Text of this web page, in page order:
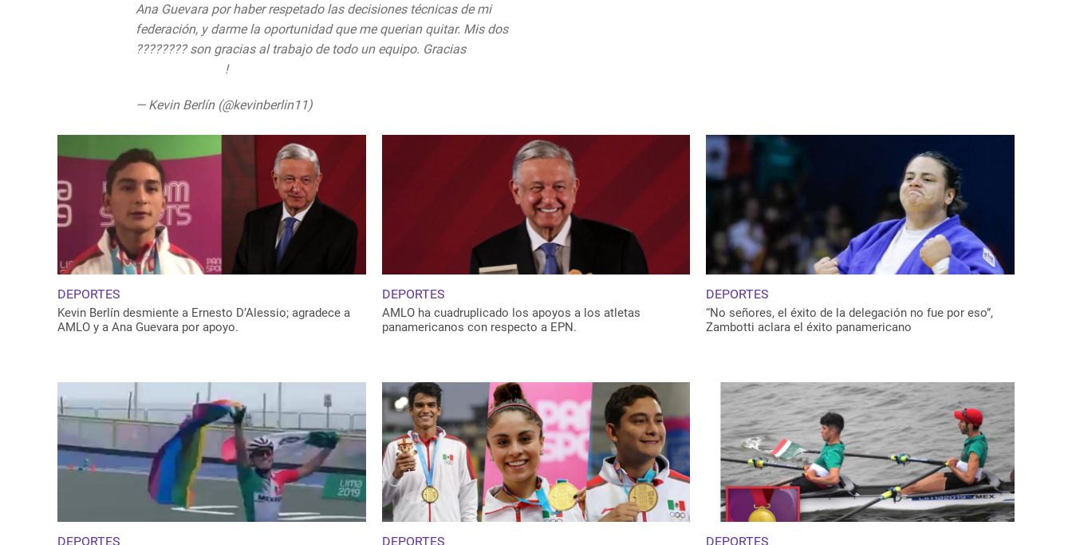
Ana Guevara por haber respetado las decisiones técnicas de mi
federación, y darme la oportunidad que me querian quitar. Mis dos
???????? son gracias al trabajo de todo un equipo. Gracias
!
— Kevin Berlín (@kevinberlin11)
DEPORTES
Kevin Berlín desmiente a Ernesto D’Alessio; agradece a
AMLO y a Ana Guevara por apoyo.
DEPORTES
AMLO ha cuadruplicado los apoyos a los atletas
panamericanos con respecto a EPN.
DEPORTES
“No señores, el éxito de la delegación no fue por eso”,
Zambotti aclara el éxito panamericano
DEPORTES DEPORTES DEPORTES